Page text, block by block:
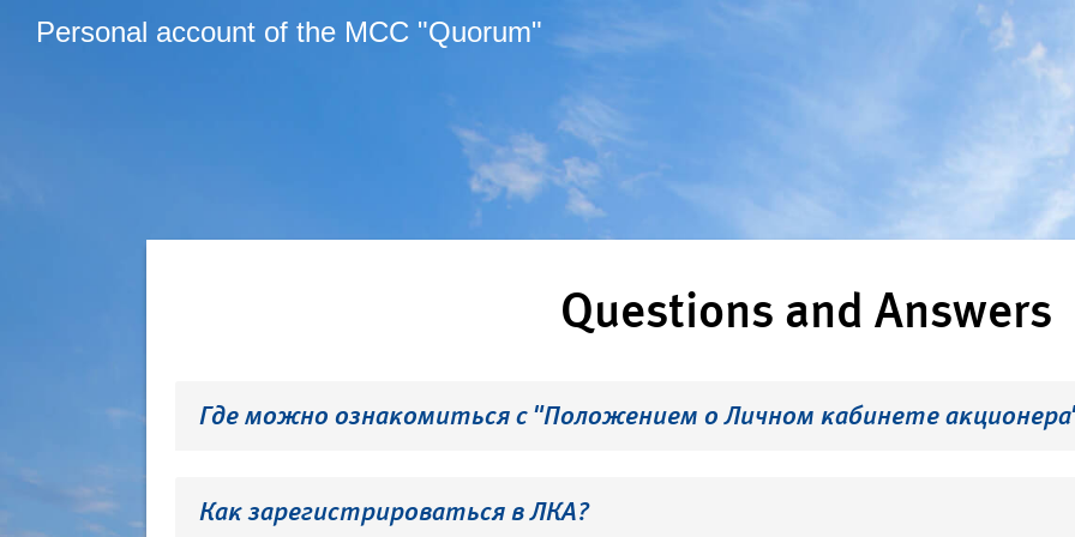
Personal account of the MCC "Quorum"
Questions and Answers
Где можно ознакомиться с "Положением о Личном кабинете
Как зарегистрироваться в ЛКА?